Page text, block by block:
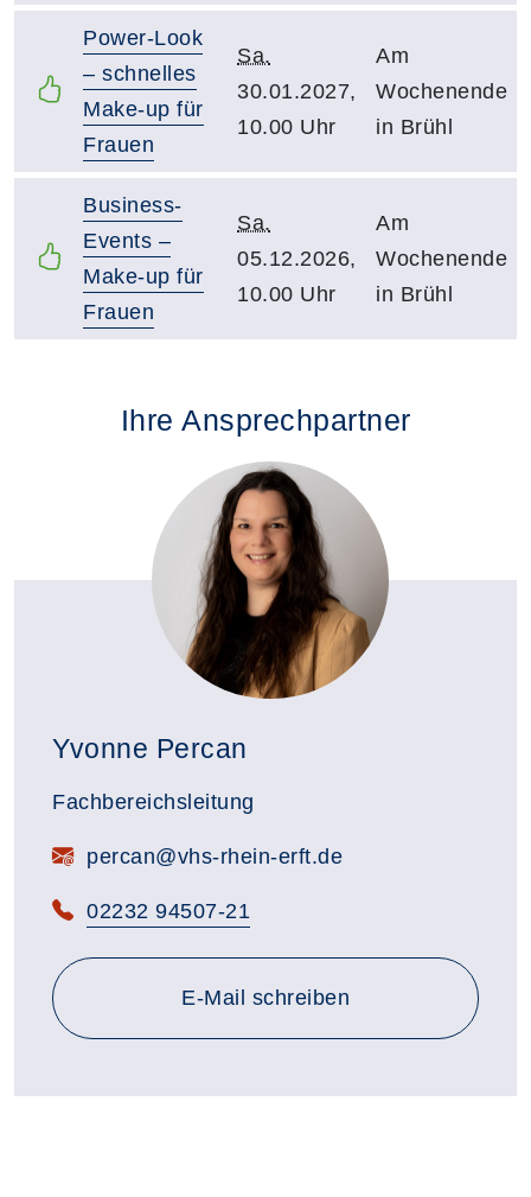
Power-Look
– schnelles
Make-up für
Frauen
Sa.
30.01.2027,
10.00 Uhr
Am
Wochenende
in Brühl
Business-
Events –
Make-up für
Frauen
Sa.
05.12.2026,
10.00 Uhr
Am
Wochenende
in Brühl
Ihre Ansprechpartner
Yvonne Percan
Fachbereichsleitung
E-Mail:percan@vhs-rhein-erft.de
Telefon:
02232 94507-21
E-Mail schreiben